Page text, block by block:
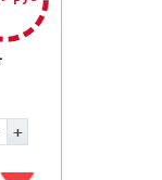
ДОБАВИТЬ В ИЗБРАННОЕ